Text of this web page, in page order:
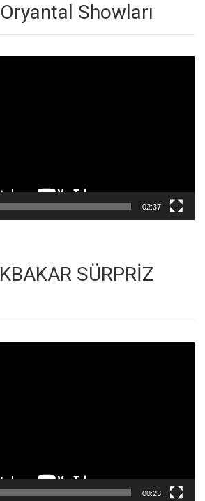
Showları
02:37
SÜRPRİZ
00:23